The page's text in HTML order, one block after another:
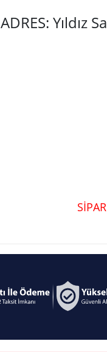
ADRES: Yıldız